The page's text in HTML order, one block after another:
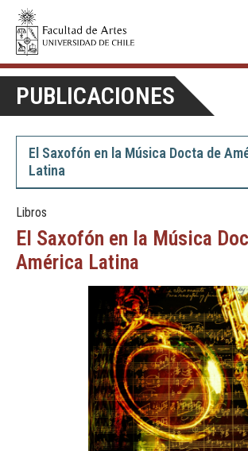
PORTADA
ADMISIÓN
ETAPA BÁSICA
EXTENSIÓN
CREACIÓN
BIBLIOTECA
DEPARTAMENTOS
FACULTAD
Estudiantes
Académicas/os
PUBLICACIONES
El Saxofón en la Música Docta de
Latina
Libros
El Saxofón en la Música
América Latina